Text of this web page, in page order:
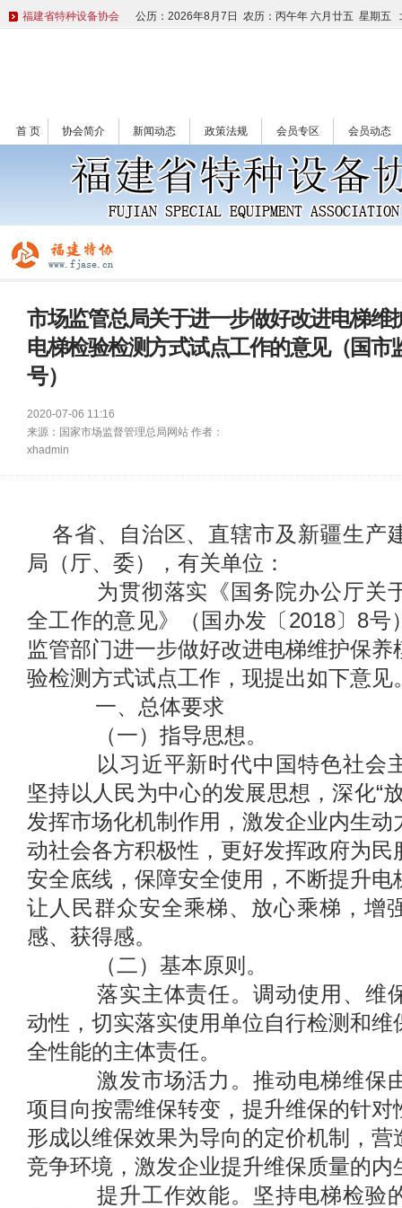
福建省特种设备协会 公历：2026年8月7日 农历：丙午年 六月廿五 星期五
首 页 协会简介 新闻动态 政策法规 会员专区 会员动态
市场监管总局关于进一步做好改进电梯维
电梯检验检测方式试点工作的意见（国市
号）
2020-07-06 11:16
来源： 国家市场监督管理总局网站 作者：
xhadmin
各省、自治区、直辖市及新疆生产
局（厅、委），有关单位：
为贯彻落实《国务院办公厅关
全工作的意见》（国办发〔2018〕8号
监管部门进一步做好改进电梯维护保养
验检测方式试点工作，现提出如下意见
一、总体要求
（一）指导思想。
以习近平新时代中国特色社会
坚持以人民为中心的发展思想，深化“
发挥市场化机制作用，激发企业内生动
动社会各方积极性，更好发挥政府为民
安全底线，保障安全使用，不断提升电
让人民群众安全乘梯、放心乘梯，增
感、获得感。
（二）基本原则。
落实主体责任。调动使用、维
动性，切实落实使用单位自行检测和维
全性能的主体责任。
激发市场活力。推动电梯维保
项目向按需维保转变，提升维保的针对
形成以维保效果为导向的定价机制，营
竞争环境，激发企业提升维保质量的内
提升工作效能。坚持电梯检验